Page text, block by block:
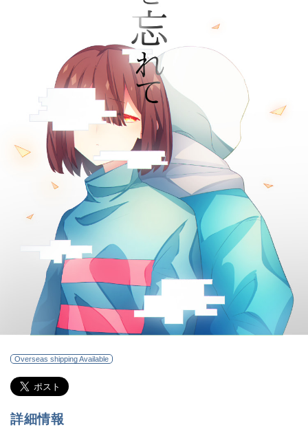
Overseas shipping Available
詳細情報